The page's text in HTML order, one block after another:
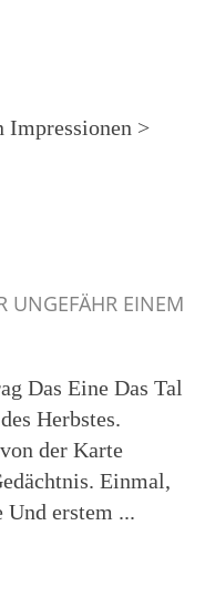
Impressionen >
UNGEFÄHR EINEM
Das Eine Das Tal
Herbstes.
der Karte
Einmal,
erstem ...